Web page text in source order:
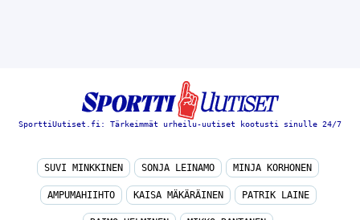
SporttiUutiset.fi: Tärkeimmät urheilu-uutiset kootusti sinulle 24/7
SUVI MINKKINEN SONJA LEINAMO MINJA KORHONEN
AMPUMAHIIHTO KAISA MÄKÄRÄINEN PATRIK LAINE